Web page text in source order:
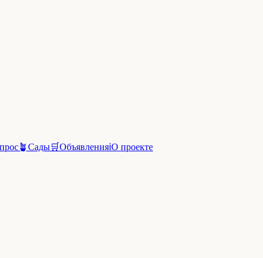
🪴Сады🛒Объявленияℹ️О проекте